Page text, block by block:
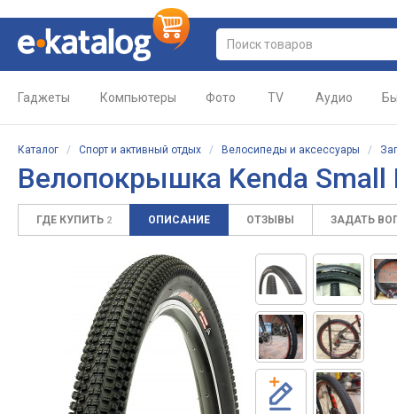
Гаджеты Компьютеры Фото TV Аудио
Каталог / Спорт и активный отдых / Велосипеды и аксессуары /
Велопокрышка Kenda Small
ГДЕ КУПИТЬ 2 ОПИСАНИЕ ОТЗЫВЫ ЗАДАТЬ